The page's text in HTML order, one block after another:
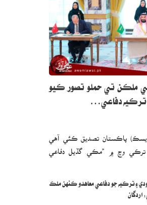
ملڪن تي حملو تصور ڪيو
ترڪيه دفاعي…
پاڪستان تصديق ڪئي آهي
ترڪي وچ ۾ ”مڪي گڏيل دفاعي
۽ ترڪيه جو دفاعي معاهدو ڪنهن ملڪ